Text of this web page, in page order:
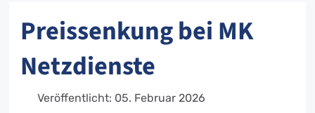
Preissenkung bei MK
Netzdienste
Veröffentlicht: 05. Februar 2026